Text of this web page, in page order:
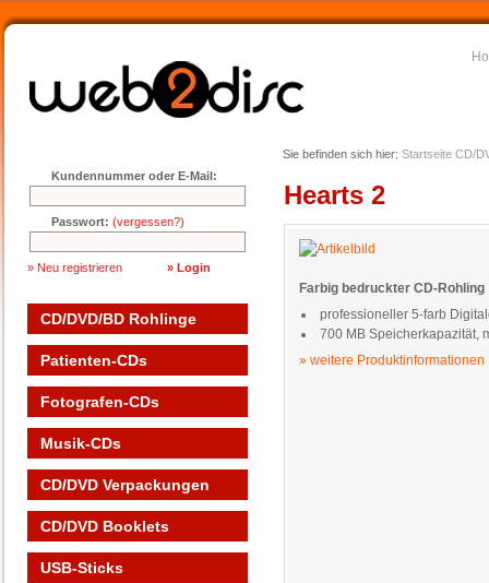
Sie befinden sich hier: Startseite CD/
Kundennummer oder E-Mail:
Passwort: (vergessen?)
» Neu registrieren
CD/DVD/BD Rohlinge
Patienten-CDs
Fotografen-CDs
Musik-CDs
CD/DVD Verpackungen
CD/DVD Booklets
USB-Sticks
Hearts 2
Farbig bedruckter CD-Rohling
professioneller 5-farb
700 MB Speicherkapazität,
» weitere Produktinformationen